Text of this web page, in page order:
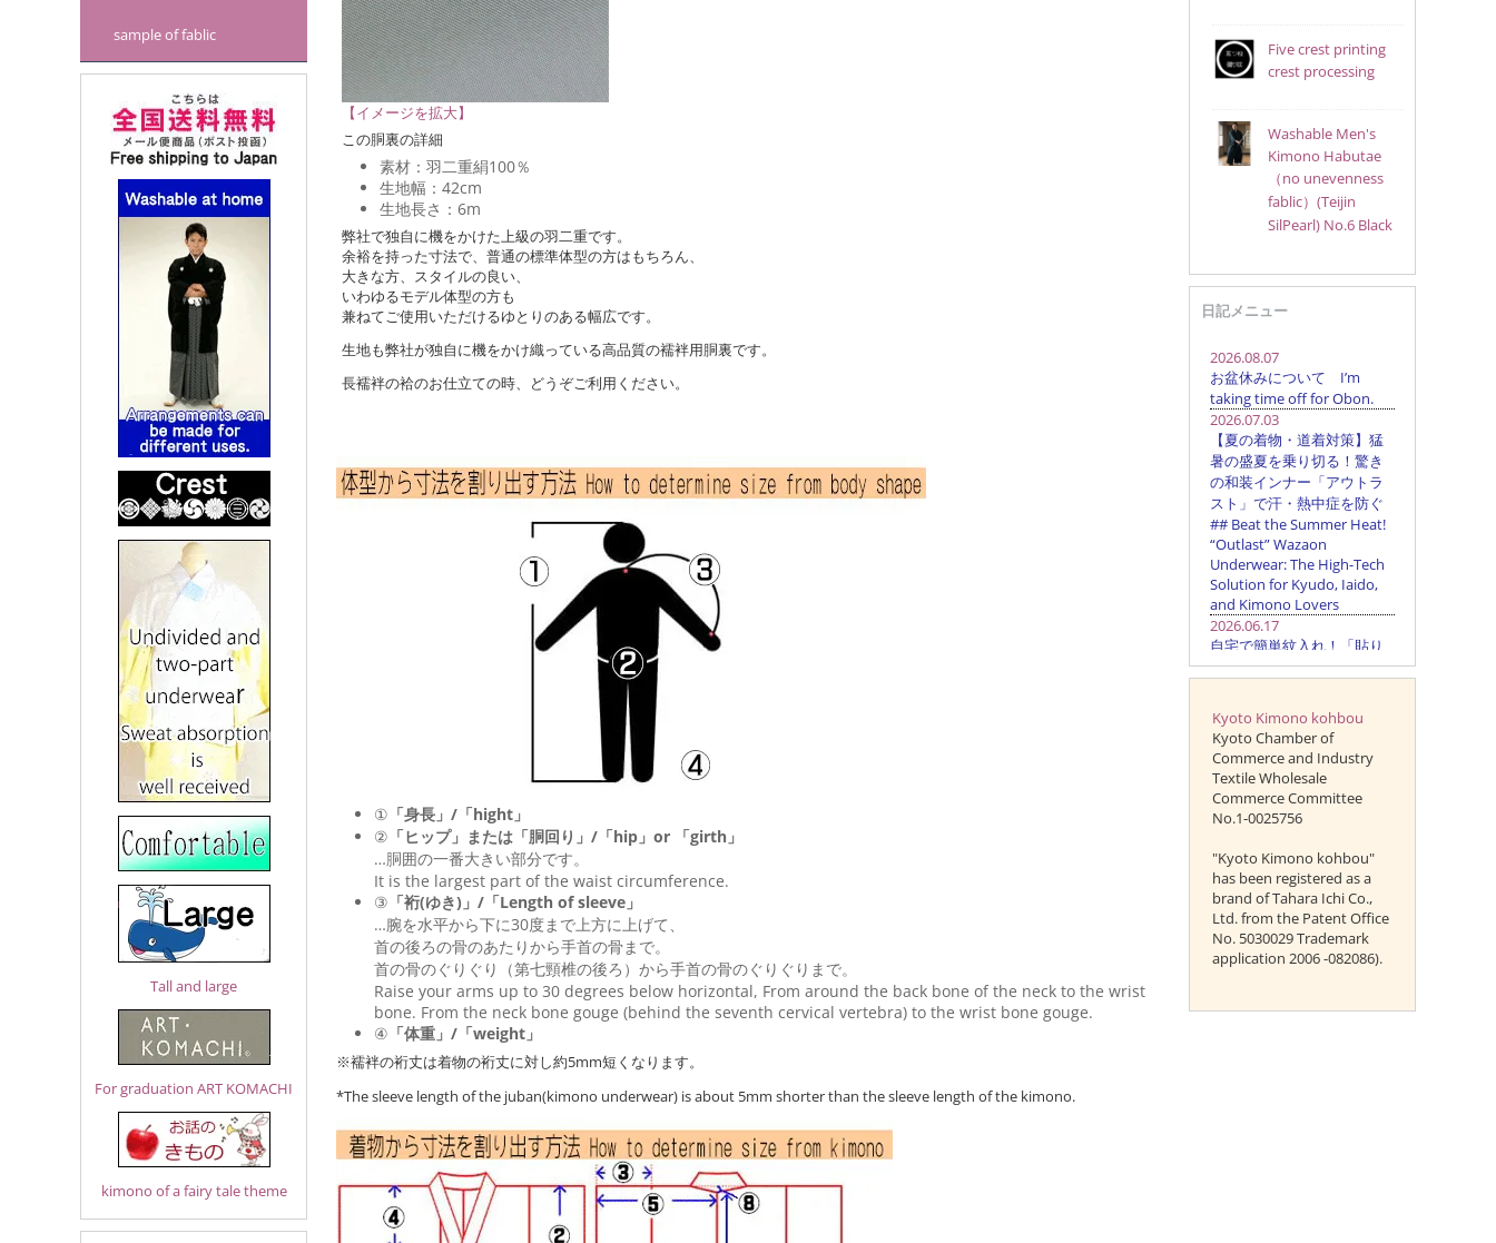
sample of fablic
Tall and large
For graduation ART KOMACHI
kimono of a fairy tale theme
【イメージを拡大】
この胴裏の詳細
素材：羽二重絹100％
生地幅：42cm
生地長さ：6m
弊社で独自に機をかけた上級の羽二重です。
余裕を持った寸法で、普通の標準体型の方はもちろん、
大きな方、スタイルの良い、
いわゆるモデル体型の方も
兼ねてご使用いただけるゆとりのある幅広です。
生地も弊社が独自に機をかけ織っている高品質の襦袢用胴裏です。
長襦袢の袷のお仕立ての時、どうぞご利用ください。
① 「身長」/「hight」
② 「ヒップ」または「胴回り」/「hip」or 「girth」
…胴囲の一番大きい部分です。
It is the largest part of the waist circumference.
③ 「裄(ゆき)」/「Length of sleeve」
…腕を水平から下に30度まで上方に上げて、
首の後ろの骨のあたりから手首の骨まで。
首の骨のぐりぐり（第七頸椎の後ろ）から手首の骨のぐりぐりまで。
Raise your arms up to 30 degrees below horizontal, From around the back bone of the neck to the wrist
bone. From the neck bone gouge (behind the seventh cervical vertebra) to the wrist bone gouge.
④ 「体重」/「weight」
※襦袢の裄丈は着物の裄丈に対し約5mm短くなります。
*The sleeve length of the juban(kimono underwear) is about 5mm shorter than the sleeve length of the kimono.
Five crest printing
crest processing
Washable Men's
Kimono Habutae
（no unevenness
fablic）(Teijin
SilPearl) No.6 Black
日記メニュー
Kyoto Kimono kohbou
Kyoto Chamber of
Commerce and Industry
Textile Wholesale
Commerce Committee
No.1-0025756
"Kyoto Kimono kohbou"
has been registered as a
brand of Tahara Ichi Co.,
Ltd. from the Patent Office
No. 5030029 Trademark
application 2006 -082086).